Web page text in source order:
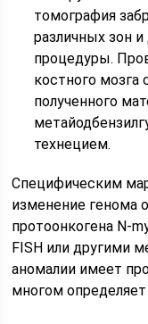
томография
различных зон
процедуры.
костного мозга
полученного
технецием.
Специфическим
изменение генома
протоонкогена N-
FISH или другими
аномалии имеет
многом